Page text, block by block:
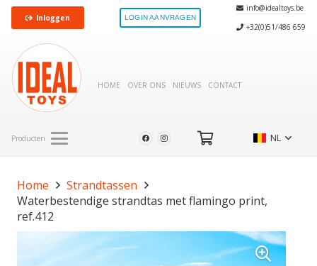
Inloggen LOGIN AANVRAGEN
info@idealtoys.be
+32(0)51/486 659
HOME OVER ONS NIEUWS CONTACT
Producten NL
Home
Strandtassen
Waterbestendige strandtas met flamingo print,
ref.412